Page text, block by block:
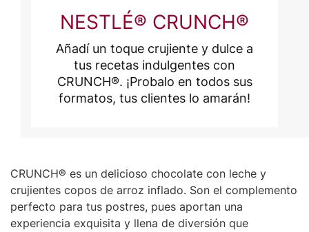
NESTLÉ® CRUNCH®
Añadí un toque crujiente y dulce a
tus recetas indulgentes con
CRUNCH®. ¡Probalo en todos sus
formatos, tus clientes lo amarán!
CRUNCH® es un delicioso chocolate con leche y
crujientes copos de arroz inflado. Son el complemento
perfecto para tus postres, pues aportan una
experiencia exquisita y llena de diversión que